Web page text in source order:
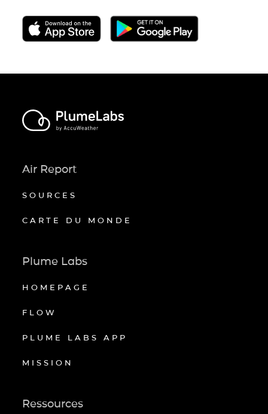
Air Report
SOURCES
CARTE DU MONDE
Plume Labs
HOMEPAGE
FLOW
PLUME LABS APP
MISSION
Ressources